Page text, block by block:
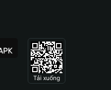
Tải xuống